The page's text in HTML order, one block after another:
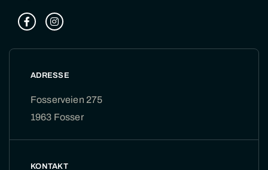
ADRESSE
Fosserveien 275
1963 Fosser
KONTAKT